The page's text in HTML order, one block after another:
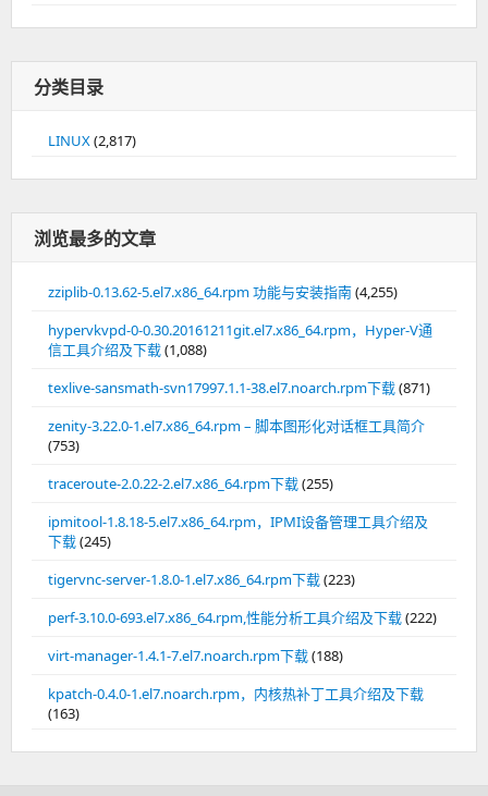
分类目录
LINUX(2,817)
浏览最多的文章
zziplib-0.13.62-5.el7.x86_64.rpm 功能与安装指南(4,255)
hypervkvpd-0-0.30.20161211git.el7.x86_64.rpm，Hyper-V通
信工具介绍及下载(1,088)
texlive-sansmath-svn17997.1.1-38.el7.noarch.rpm下载(871)
zenity-3.22.0-1.el7.x86_64.rpm – 脚本图形化对话框工具简介
(753)
traceroute-2.0.22-2.el7.x86_64.rpm下载(255)
ipmitool-1.8.18-5.el7.x86_64.rpm，IPMI设备管理工具介绍及
下载(245)
tigervnc-server-1.8.0-1.el7.x86_64.rpm下载(223)
perf-3.10.0-693.el7.x86_64.rpm,性能分析工具介绍及下载(222)
virt-manager-1.4.1-7.el7.noarch.rpm下载(188)
kpatch-0.4.0-1.el7.noarch.rpm，内核热补丁工具介绍及下载
(163)